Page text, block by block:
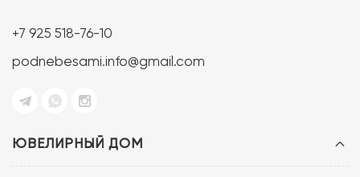
ЮВЕЛИРНЫЙ ДОМ
+7 925 518-76-10
podnebesami.info@gmail.com